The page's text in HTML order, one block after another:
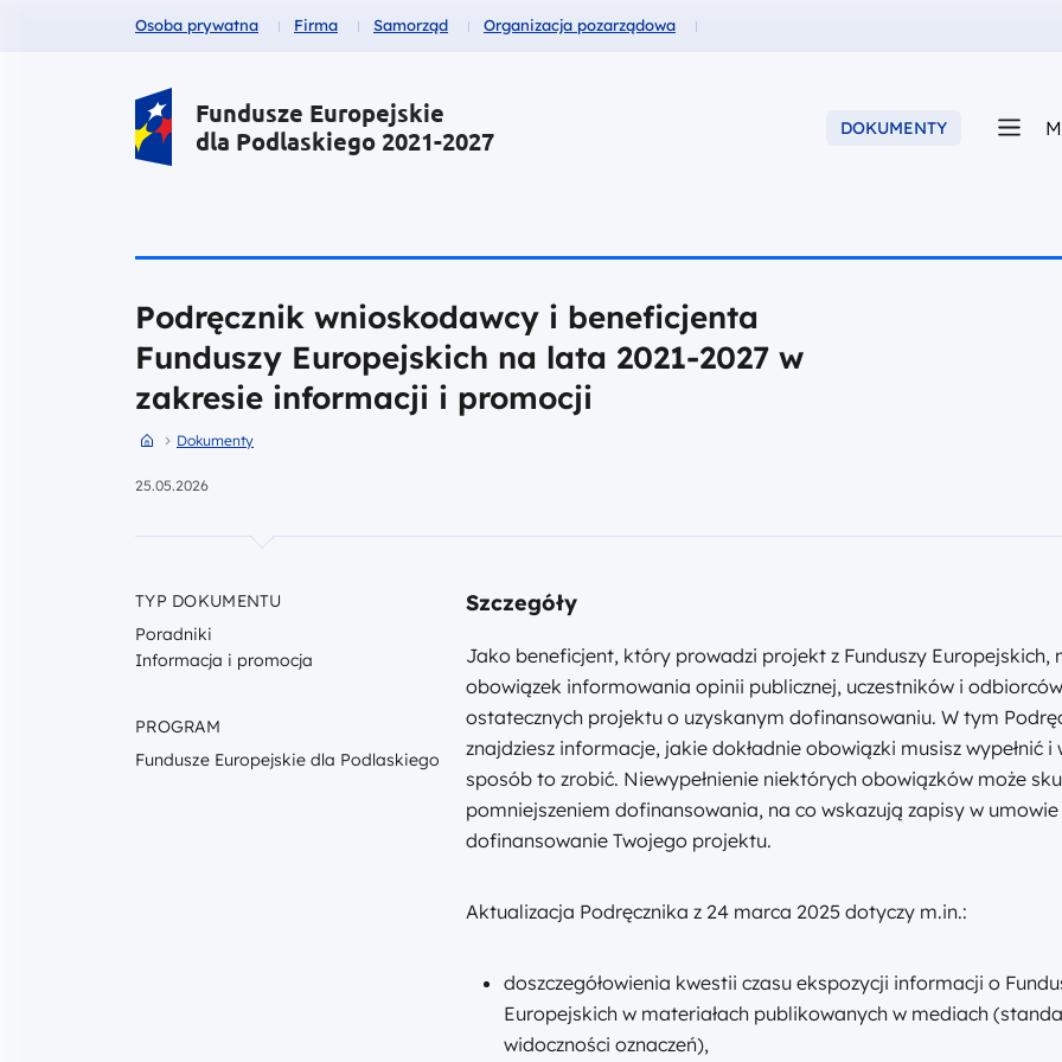
Fundusze dla
Osoba prywatna Fundusze dla
Firma Fundusze dla
Samorząd Fundusze dla
Organizacja pozarządowa
Portal Funduszy Europejskich
Fundusze Europejskie
dla Podlaskiego 2021-2027
DOKUMENTY
Podręcznik wnioskodawcy i beneficjenta
Funduszy Europejskich na lata 2021-2027 w
zakresie informacji i promocji
Przejdź do strony głównej portalu
DokumentyPrzejdź do Dokumenty
25.05.2026
TYP DOKUMENTU
Poradniki
Informacja i promocja
PROGRAM
Fundusze Europejskie dla Podlaskiego
Szczegóły
Jako beneficjent, który prowadzi projekt z Funduszy Europejskich,
obowiązek informowania opinii publicznej, uczestników i odbiorców
ostatecznych projektu o uzyskanym dofinansowaniu. W tym
znajdziesz informacje, jakie dokładnie obowiązki musisz wypełnić i
sposób to zrobić. Niewypełnienie niektórych obowiązków może
pomniejszeniem dofinansowania, na co wskazują zapisy w umowie
dofinansowanie Twojego projektu.
Aktualizacja Podręcznika z 24 marca 2025 dotyczy m.in.:
doszczegółowienia kwestii czasu ekspozycji informacji o
Europejskich w materiałach publikowanych w mediach
widoczności oznaczeń),